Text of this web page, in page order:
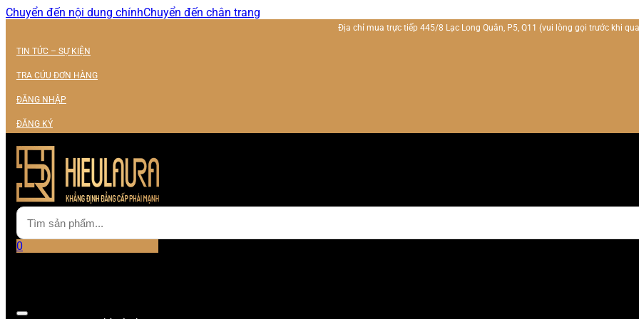
Chuyển đến nội dung chínhChuyển đến chân trang
Địa chỉ mua trực tiếp 445/8 Lạc Long Quân, P5, Q11 (vui lòng gọi trước khi
TIN TỨC – SỰ KIỆN
TRA CỨU ĐƠN HÀNG
ĐĂNG NHẬP
ĐĂNG KÝ
0